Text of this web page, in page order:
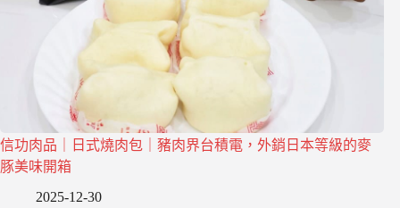
信功肉品｜日式燒肉包｜豬肉界台積電，外銷日本等級的麥
豚美味開箱
2025-12-30